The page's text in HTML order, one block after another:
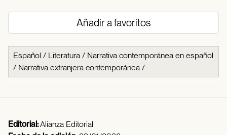
Añadir a favoritos
Español / Literatura / Narrativa contemporánea en español
/ Narrativa extranjera contemporánea /
Editorial:Alianza Editorial